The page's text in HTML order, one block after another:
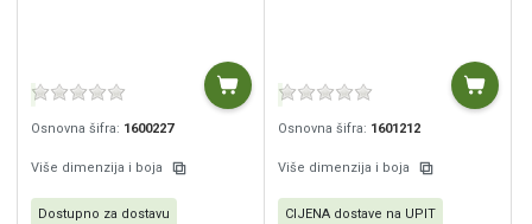
Osnovna šifra: 1600227
Više dimenzija i boja
Dostupno za dostavu
Osnovna šifra: 1601212
Više dimenzija i boja
CIJENA dostave na UPIT